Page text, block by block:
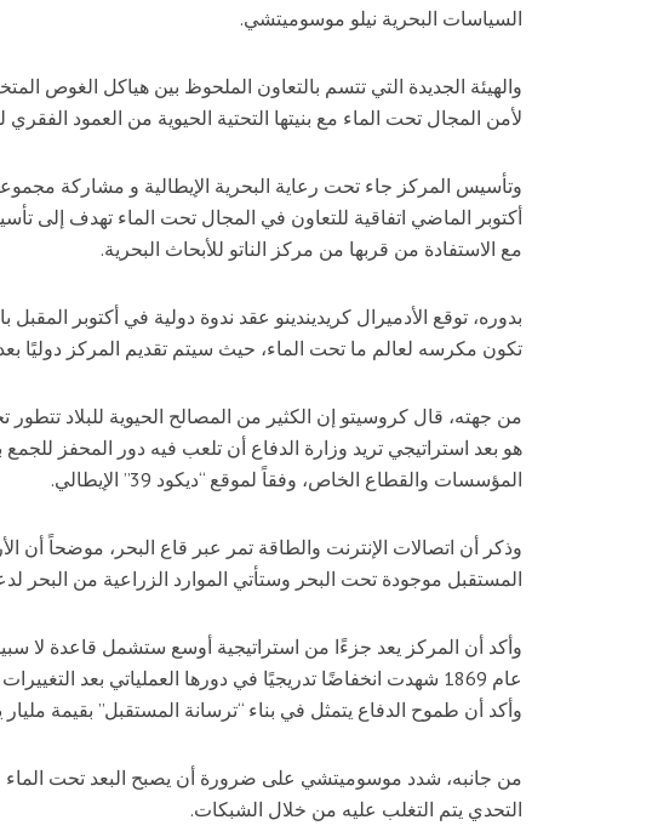
السياسات البحرية نيلو موسوميتشي.
والهيئة الجديدة التي تتسم بالتعاون الملحوظ بين هياكل الغوص
لأمن المجال تحت الماء مع بنيتها التحتية الحيوية من العمود الفقري
وتأسيس المركز جاء تحت رعاية البحرية الإيطالية و مشاركة
أكتوبر الماضي اتفاقية للتعاون في المجال تحت الماء تهدف إلى
مع الاستفادة من قربها من مركز الناتو للأبحاث البحرية.
بدوره، توقع الأدميرال كريديندينو عقد ندوة دولية في أكتوبر المقبل
تكون مكرسه لعالم ما تحت الماء، حيث سيتم تقديم المركز دوليًا
من جهته، قال كروسيتو إن الكثير من المصالح الحيوية للبلاد
هو بعد استراتيجي تريد وزارة الدفاع أن تلعب فيه دور المحفز
المؤسسات والقطاع الخاص، وفقاً لموقع “ديكود 39” الإيطالي.
وذكر أن اتصالات الإنترنت والطاقة تمر عبر قاع البحر، موضحاً أن
المستقبل موجودة تحت البحر وستأتي الموارد الزراعية من البحر
وأكد أن المركز يعد جزءًا من استراتيجية أوسع ستشمل قاعدة لا
عام 1869 شهدت انخفاضًا تدريجيًا في دورها العملياتي بعد
وأكد أن طموح الدفاع يتمثل في بناء “ترسانة المستقبل” بقيمة مليار
من جانبه، شدد موسوميتشي على ضرورة أن يصبح البعد تحت الماء
التحدي يتم التغلب عليه من خلال الشبكات.